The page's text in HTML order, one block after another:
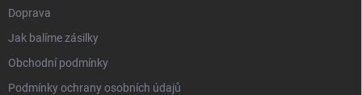
Doprava
Jak balíme zásilky
Obchodní podmínky
Podmínky ochrany osobních údajů